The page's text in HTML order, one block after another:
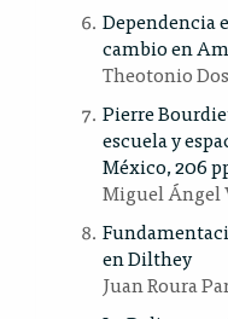
Dependencia
cambio en
Theotonio
Pierre
escuela y
México, 206
Miguel Ángel
en Dilthey
Juan Roura